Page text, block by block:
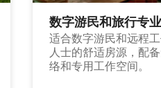
数字游民和旅行专
适合数字游民和远程
人士的舒适房源，配
络和专用工作空间。